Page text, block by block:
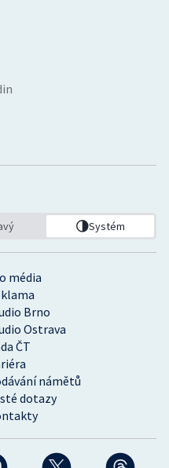
média
Brno
Ostrava
ČT
námětů
dotazy
Systém